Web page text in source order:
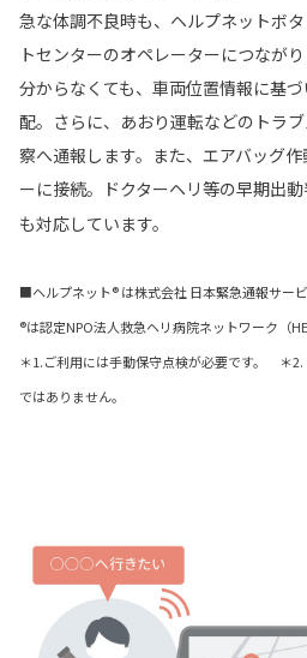
急な体調不良時も、ヘルプネットボ
トセンターのオペレーターにつなが
分からなくても、車両位置情報に基
配。さらに、あおり運転などのトラ
察へ通報します。また、エアバッグ
ーに接続。ドクターヘリ等の早期出
も対応しています。
■ヘルプネット® は株式会社 日本緊急通報サ
®は認定NPO法人救急ヘリ病院ネットワーク（
＊1.ご利用には手動保守点検が必要です。 ＊
ではありません。